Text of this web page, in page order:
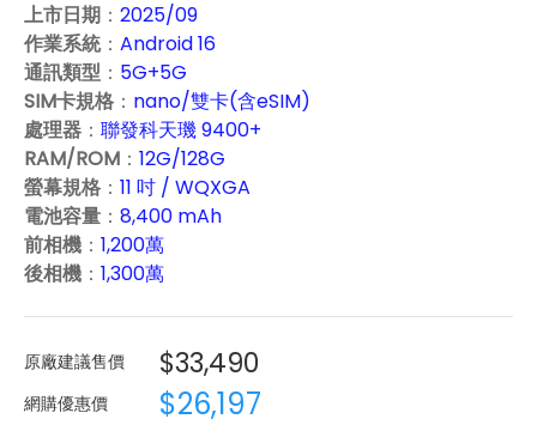
上市日期 ： 2025/09
作業系統： Android 16
通訊類型 ： 5G+5G
SIM卡規格 ： nano/雙卡(含eSIM)
處理器 ： 聯發科天璣 9400+
RAM/ROM ： 12G/128G
螢幕規格 ： 11 吋 / WQXGA
電池容量 ： 8,400 mAh
前相機 ： 1,200萬
後相機 ： 1,300萬
原廠建議售價 $33,490
網購優惠價 $26,197